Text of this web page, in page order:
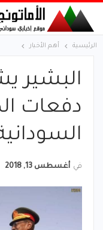
الرئيسية أهم الأخبار
البشير
دفعات
في أغسطس 13, 2018